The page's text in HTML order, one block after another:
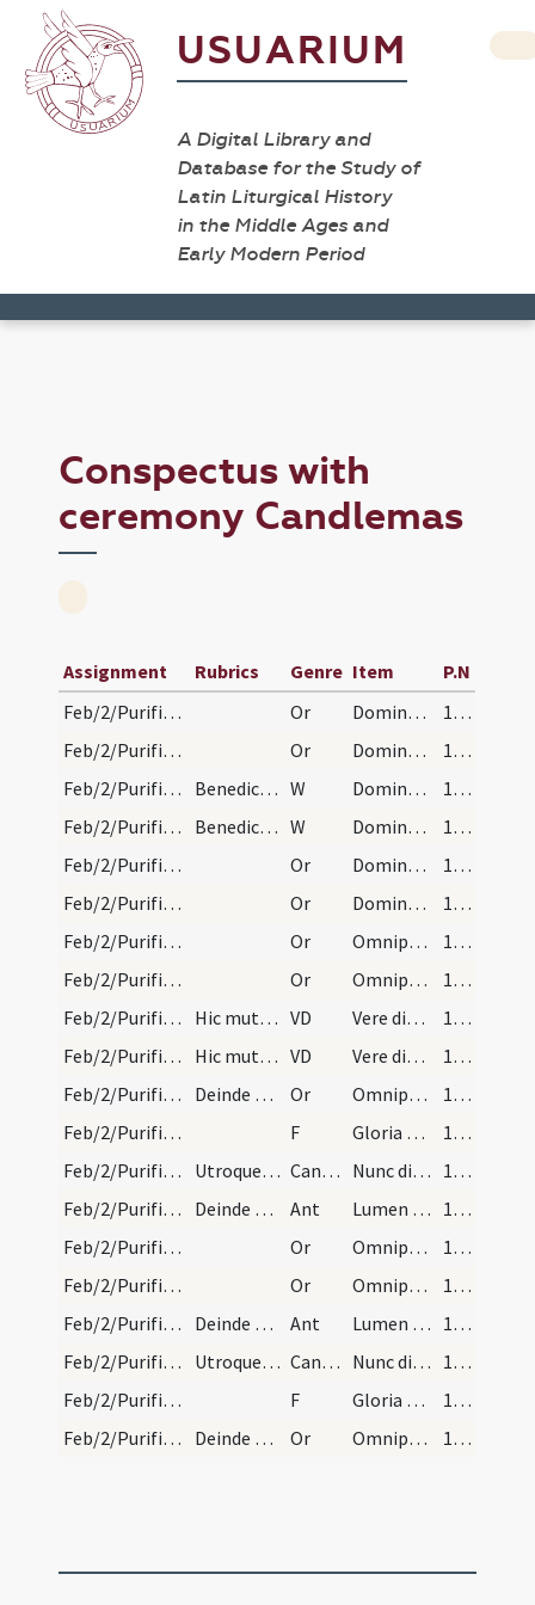
USUARIUM
A Digital Library and
Database for the Study of
Latin Liturgical History
in the Middle Ages and
Early Modern Period
Conspectus with
ceremony Candlemas
Assignment Rubrics Genre Item
P.N
Feb/2/Purificatio BMV/Candlemas/1
Or Domine sancte Pater omnipotens qui de nihilo omnia creasti ... precioso sanguine Filii tui.
140 (59v)
Feb/2/Purificatio BMV/Candlemas/1
Or Domine sancte Pater omnipotens qui de nihilo omnia creasti ... precioso sanguine Filii tui.
140 (59v)
Feb/2/Purificatio BMV/Candlemas
Benedictio candelarum. W Dominus vobiscum
140 (59v)
Feb/2/Purificatio BMV/Candlemas
Benedictio candelarum. W Dominus vobiscum
140 (59v)
Feb/2/Purificatio BMV/Candlemas/3
Or Domine Iesu Christe lux vera qui illuminas ... pervenire mereamur.
141
Feb/2/Purificatio BMV/Candlemas/3
Or Domine Iesu Christe lux vera qui illuminas ... pervenire mereamur.
141
Feb/2/Purificatio BMV/Candlemas/2
Or Omnipotens sempiterne Deus qui hodierna die Unigenitum tuum in ulnis ... praesentari mereamur.
141
Feb/2/Purificatio BMV/Candlemas/2
Or Omnipotens sempiterne Deus qui hodierna die Unigenitum tuum in ulnis ... praesentari mereamur.
141
Feb/2/Purificatio BMV/Candlemas
Hic mutat vocem. VD Vere dignum ... laudes assiduas
142
Feb/2/Purificatio BMV/Candlemas
Hic mutat vocem. VD Vere dignum ... laudes assiduas
142
Feb/2/Purificatio BMV/Candlemas/5
Deinde sacerdos adhunc stans ad altare dicit sine… Or Omnipotens sempiterne Deus qui Unigenitum tuum ante tempora ... mereamur irradiari.
146
Feb/2/Purificatio BMV/Candlemas
F Gloria Patri
146
Feb/2/Purificatio BMV/Candlemas
Utroque choro dicente: Et gloriam plebis tuae Isr… CantNT Nunc dimittis
146
Feb/2/Purificatio BMV/Candlemas
Deinde asperguntur cerei aqua benedicta et turifi… Ant Lumen ad revelationem gentium
146
Feb/2/Purificatio BMV/Candlemas/4
Or Omnipotens sempiterne Deus qui per Moysen ... mentibus interius.
146
Feb/2/Purificatio BMV/Candlemas/4
Or Omnipotens sempiterne Deus qui per Moysen ... mentibus interius.
146
Feb/2/Purificatio BMV/Candlemas
Deinde asperguntur cerei aqua benedicta et turifi… Ant Lumen ad revelationem gentium
146
Feb/2/Purificatio BMV/Candlemas
Utroque choro dicente: Et gloriam plebis tuae Isr… CantNT Nunc dimittis
146
Feb/2/Purificatio BMV/Candlemas
F Gloria Patri
146
Feb/2/Purificatio BMV/Candlemas/5
Deinde sacerdos adhunc stans ad altare dicit sine… Or Omnipotens sempiterne Deus qui Unigenitum tuum ante tempora ... mereamur irradiari. 146